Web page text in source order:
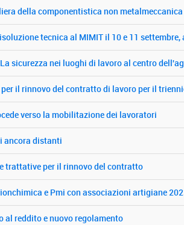
della componentistica non
tecnica al MIMIT il 10 e 11
sicurezza nei luoghi di lavoro al centro
il rinnovo del contratto di lavoro per il
verso la mobilitazione dei lavoratori
ancora distanti
trattative per il rinnovo del contratto
e Pmi con associazioni artigiane
al reddito e nuovo regolamento